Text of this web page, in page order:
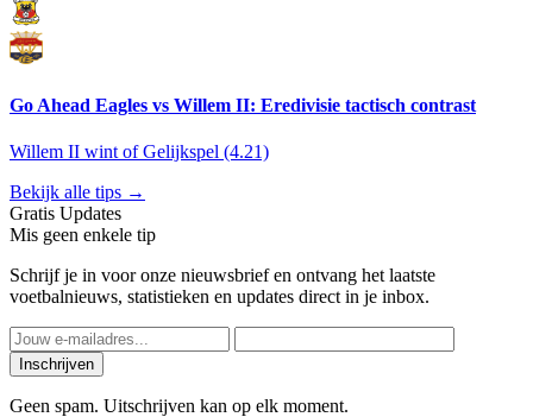
Go Ahead Eagles vs Willem II: Eredivisie tactisch contrast
Willem II wint of Gelijkspel (4.21)
Bekijk alle tips →
Gratis Updates
Mis geen enkele tip
Schrijf je in voor onze nieuwsbrief en ontvang het laatste
voetbalnieuws, statistieken en updates direct in je inbox.
Inschrijven
Geen spam. Uitschrijven kan op elk moment.